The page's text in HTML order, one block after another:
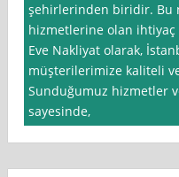
şehirlerinden biridir. Bu
hizmetlerine olan ihtiyaç
Eve Nakliyat olarak,
müşterilerimize kaliteli
Sunduğumuz hizmetler
sayesinde,